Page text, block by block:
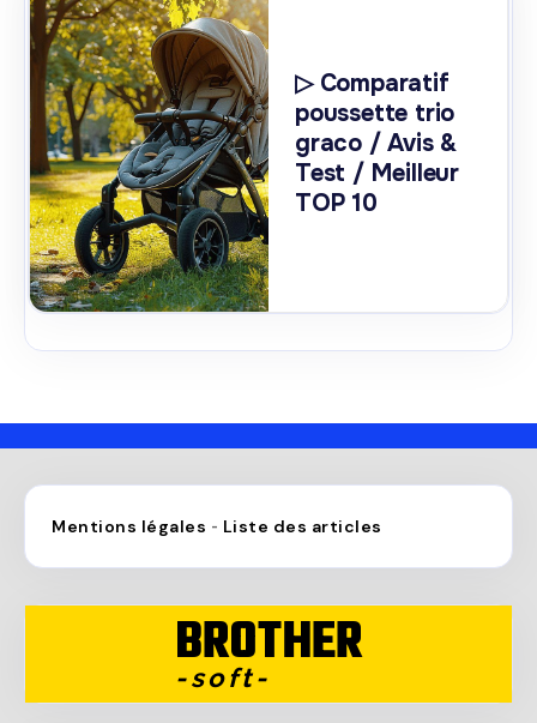
▷ Comparatif
poussette trio
graco / Avis &
Test / Meilleur
TOP 10
Mentions légales - Liste des articles
BROTHER
-soft-